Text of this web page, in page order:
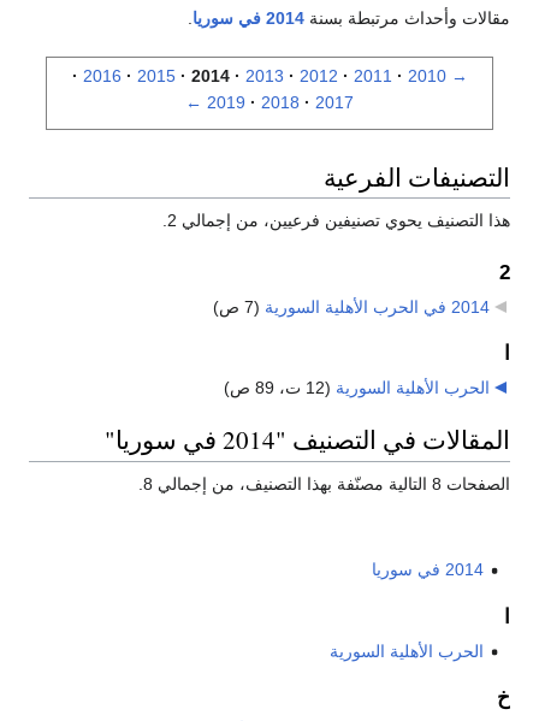
مقالات وأحداث مرتبطة بسنة 2014 في سوريا
→
2010
2011
2012
2013
2014
2015
2016
2017
2018
2019
←
التصنيفات الفرعية
هذا التصنيف يحوي تصنيفين فرعيين، من إجمالي 2.
2
2014 في الحرب الأهلية السورية (7 ص)
الحرب الأهلية السورية (12 ت، 89 ص)
المقالات في التصنيف "2014 في سوريا"
الصفحات 8 التالية مصنّفة بهذا التصنيف، من إجمالي 8.
2014 في سوريا
الحرب الأهلية السورية
خ